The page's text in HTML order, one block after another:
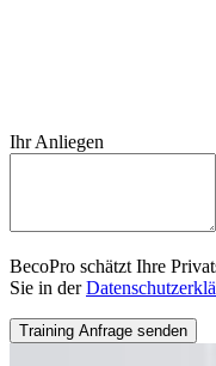
Ihr Anliegen
BecoPro schätzt Ihre
Sie in der
Training Anfrage senden